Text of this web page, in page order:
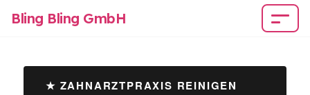
Bling Bling GmbH
★ ZAHNARZTPRAXIS REINIGEN